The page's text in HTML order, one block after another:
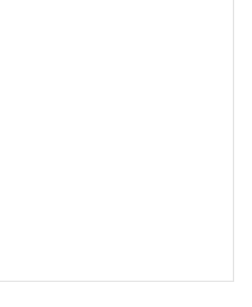
孟母三遷。母親為
一個國家、對整個世
女性？會輕視女性
懂，後代出不來聖
況？母親是一個關
堂。我們現在講，
果你沒有衛護，真的
都是屬於大佛寺
住持耀智法師，他也
原來都是元亨寺
，他也不還。
的社會，難度更
個公案，要知道我們
生感情，那也不可
以凡夫為什麼要有這
，求出輪迴，終不
生西方都是障礙，放
慎重的。蓮池大師
上梁的這種習俗了。
』，這個就是大請
殺然後就先吊起來，
物。